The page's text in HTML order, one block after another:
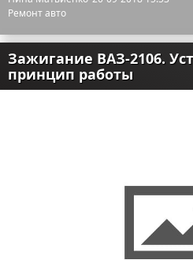
Ремонт авто
Зажигание ВАЗ-2106.
принцип работы